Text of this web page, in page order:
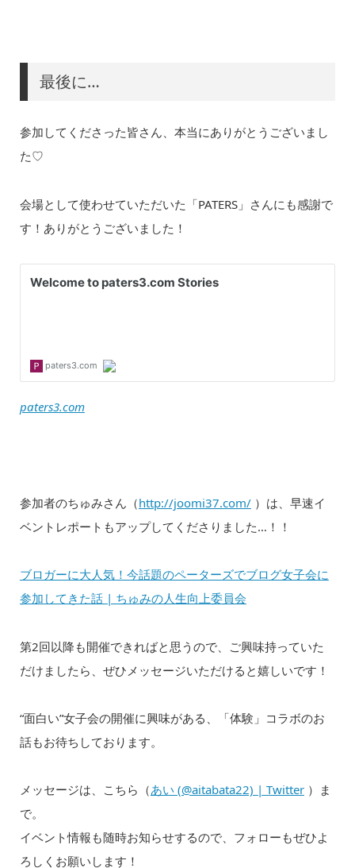
最後に…
参加してくださった皆さん、本当にありがとうございまし
た♡
会場として使わせていただいた「PATERS」さんにも感謝で
す！ありがとうございました！
paters3.com
参加者のちゅみさん（http://joomi37.com/）は、早速イ
ベントレポートもアップしてくださりました…！！
ブロガーに大人気！今話題のペーターズでブログ女子会に
参加してきた話 | ちゅみの人生向上委員会
第2回以降も開催できればと思うので、ご興味持っていた
だけましたら、ぜひメッセージいただけると嬉しいです！
“面白い”女子会の開催に興味がある、「体験」コラボのお
話もお待ちしております。
メッセージは、こちら（あい (@aitabata22) | Twitter）ま
で。
イベント情報も随時お知らせするので、フォローもぜひよ
ろしくお願いします！